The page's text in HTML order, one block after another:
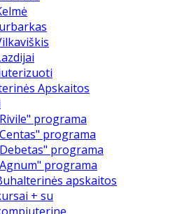
Apskaitos
programa
programa
programa
programa
apskaitos
+ su